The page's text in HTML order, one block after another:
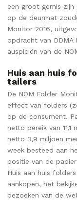
een groot gemis zijn
op de deurmat
Monitor 2016,
opdracht van DDMA
auspiciën van de
Huis aan huis
tailers
De NOM Folder
effect van folders
op de consument.
netto bereik van
netto 3,9 miljoen
week besteed aan
positie van de
Huis aan huis
aankopen, het
bezoeken van de